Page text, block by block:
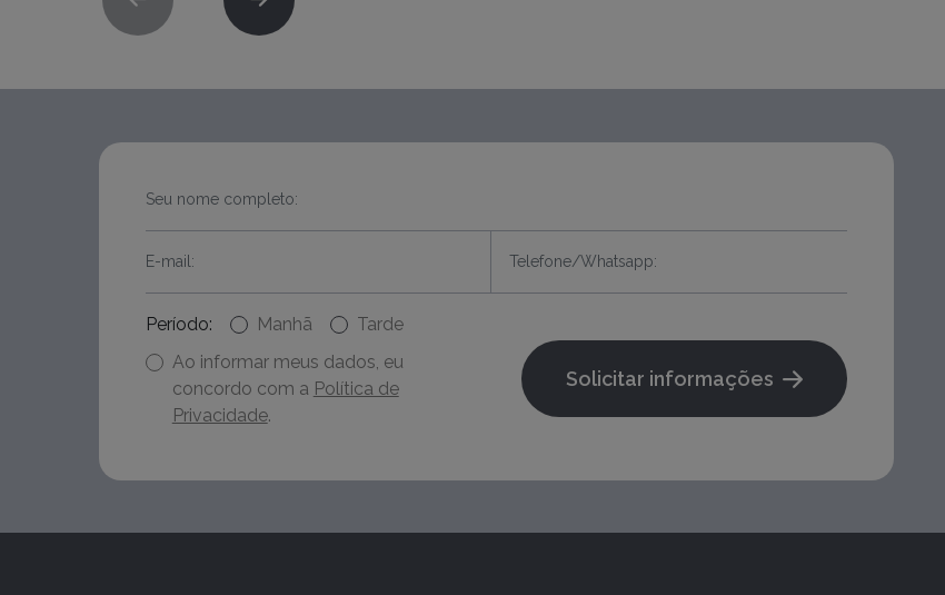
Período: Manhã
Tarde
Ao informar meus dados, eu
concordo com a Política de
Privacidade.
Solicitar informações